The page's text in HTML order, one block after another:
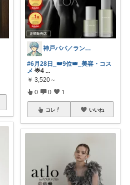
神戸パパ／ランキング＆レビュー毎日掲載
#6月28日_👑9位👑_美容・コス
メ 🌟4 ...
￥ 3,520～
0 0 1
コレ いいね